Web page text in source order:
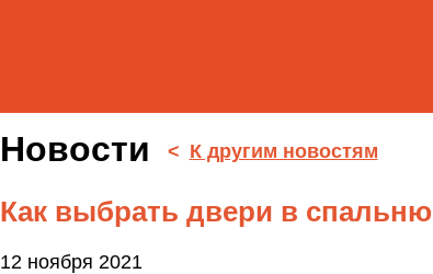
Новости < К другим новостям
Как выбрать двери в спальню
12 ноября 2021